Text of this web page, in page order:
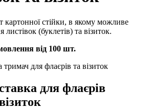
картонної стійки, в якому можливе
(буклетів) та візиток.
від 100 шт.
для флаєрів